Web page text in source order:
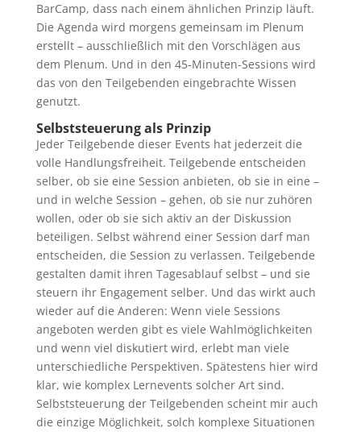
BarCamp, dass nach einem ähnlichen Prinzip läuft.
Die Agenda wird morgens gemeinsam im Plenum
erstellt – ausschließlich mit den Vorschlägen aus
dem Plenum. Und in den 45-Minuten-Sessions wird
das von den Teilgebenden eingebrachte Wissen
genutzt.
Selbststeuerung als Prinzip
Jeder Teilgebende dieser Events hat jederzeit die
volle Handlungsfreiheit. Teilgebende entscheiden
selber, ob sie eine Session anbieten, ob sie in eine –
und in welche Session – gehen, ob sie nur zuhören
wollen, oder ob sie sich aktiv an der Diskussion
beteiligen. Selbst während einer Session darf man
entscheiden, die Session zu verlassen. Teilgebende
gestalten damit ihren Tagesablauf selbst – und sie
steuern ihr Engagement selber. Und das wirkt auch
wieder auf die Anderen: Wenn viele Sessions
angeboten werden gibt es viele Wahlmöglichkeiten
und wenn viel diskutiert wird, erlebt man viele
unterschiedliche Perspektiven. Spätestens hier wird
klar, wie komplex Lernevents solcher Art sind.
Selbststeuerung der Teilgebenden scheint mir auch
die einzige Möglichkeit, solch komplexe Situationen